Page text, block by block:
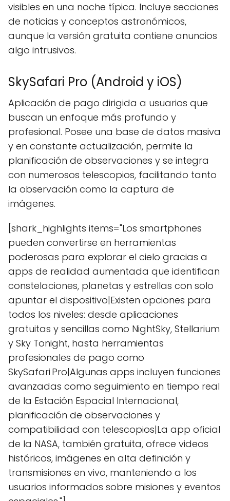
visibles en una noche típica. Incluye secciones
de noticias y conceptos astronómicos,
aunque la versión gratuita contiene anuncios
algo intrusivos.
SkySafari Pro (Android y iOS)
Aplicación de pago dirigida a usuarios que
buscan un enfoque más profundo y
profesional. Posee una base de datos masiva
y en constante actualización, permite la
planificación de observaciones y se integra
con numerosos telescopios, facilitando tanto
la observación como la captura de
imágenes.
[shark_highlights items="Los smartphones
pueden convertirse en herramientas
poderosas para explorar el cielo gracias a
apps de realidad aumentada que identifican
constelaciones, planetas y estrellas con solo
apuntar el dispositivo|Existen opciones para
todos los niveles: desde aplicaciones
gratuitas y sencillas como NightSky, Stellarium
y Sky Tonight, hasta herramientas
profesionales de pago como
SkySafari Pro|Algunas apps incluyen funciones
avanzadas como seguimiento en tiempo real
de la Estación Espacial Internacional,
planificación de observaciones y
compatibilidad con telescopios|La app oficial
de la NASA, también gratuita, ofrece videos
históricos, imágenes en alta definición y
transmisiones en vivo, manteniendo a los
usuarios informados sobre misiones y eventos